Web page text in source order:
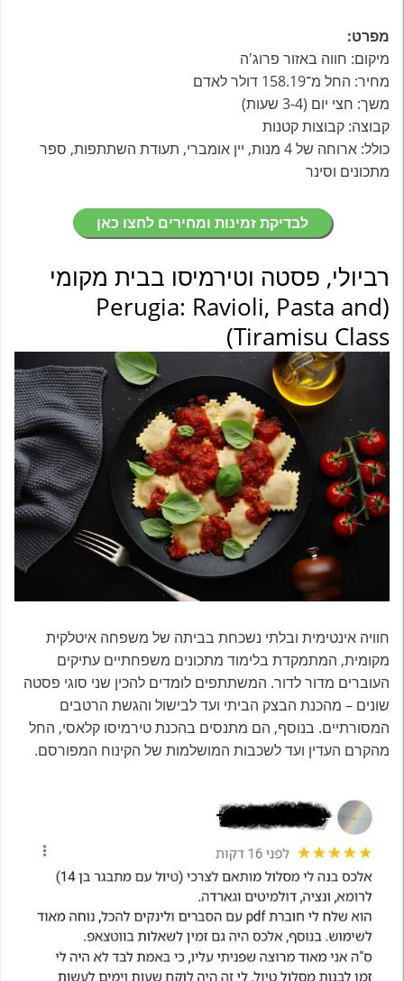
מפרט:
מיקום: חווה באזור פרוג'ה
מחיר: החל מ־158.19 דולר לאדם
משך: חצי יום (3-4 שעות)
קבוצה: קבוצות קטנות
כולל: ארוחה של 4 מנות, יין אומברי, תעודת השתתפות, ספר
מתכונים וסינר
לבדיקת זמינות ומחירים לחצו כאן
רביולי, פסטה וטירמיסו בבית מקומי
(Perugia: Ravioli, Pasta and
Tiramisu Class)
חוויה אינטימית ובלתי נשכחת בביתה של משפחה איטלקית
מקומית, המתמקדת בלימוד מתכונים משפחתיים עתיקים
העוברים מדור לדור. המשתתפים לומדים להכין שני סוגי פסטה
שונים – מהכנת הבצק הביתי ועד לבישול והגשת הרטבים
המסורתיים. בנוסף, הם מתנסים בהכנת טירמיסו קלאסי, החל
מהקרם העדין ועד לשכבות המושלמות של הקינוח המפורסם.